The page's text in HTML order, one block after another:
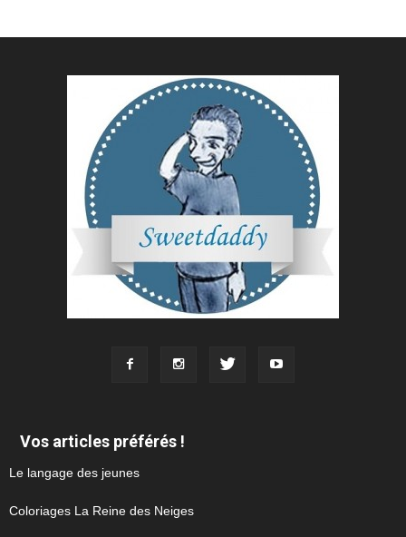
Vos articles préférés !
Le langage des jeunes
Coloriages La Reine des Neiges